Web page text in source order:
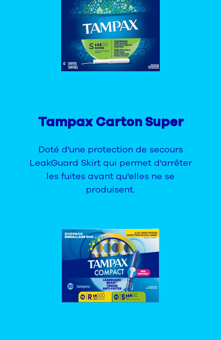
Tampax Carton Super
Doté d'une protection de secours
LeakGuard Skirt qui permet d'arrêter
les fuites avant qu'elles ne se
produisent.